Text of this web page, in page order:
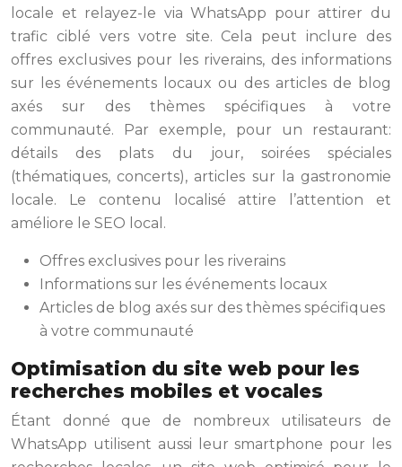
locale et relayez-le via WhatsApp pour attirer du
trafic ciblé vers votre site. Cela peut inclure des
offres exclusives pour les riverains, des informations
sur les événements locaux ou des articles de blog
axés sur des thèmes spécifiques à votre
communauté. Par exemple, pour un restaurant:
détails des plats du jour, soirées spéciales
(thématiques, concerts), articles sur la gastronomie
locale. Le contenu localisé attire l’attention et
améliore le SEO local.
Offres exclusives pour les riverains
Informations sur les événements locaux
Articles de blog axés sur des thèmes spécifiques
à votre communauté
Optimisation du site web pour les
recherches mobiles et vocales
Étant donné que de nombreux utilisateurs de
WhatsApp utilisent aussi leur smartphone pour les